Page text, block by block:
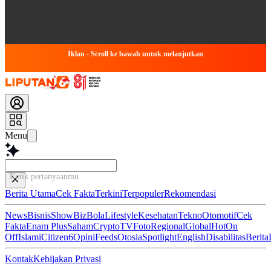
Iklan - Scroll ke bawah untuk melanjutkan
Menu
Ketik pertanyaanmu di sini...
Berita UtamaCek FaktaTerkiniTerpopulerRekomendasi
NewsBisnisShowBizBolaLifestyleKesehatanTeknoOtomotifCek
FaktaEnam PlusSahamCryptoTVFotoRegionalGlobalHotOn
OffIslamiCitizen6OpiniFeedsOtosiaSpotlightEnglishDisabilitasBerita
KontakKebijakan Privasi